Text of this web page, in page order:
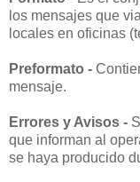
los mensajes que
locales en oficinas
Preformato -
mensaje.
Errores y Avisos -
que informan al
se haya producido